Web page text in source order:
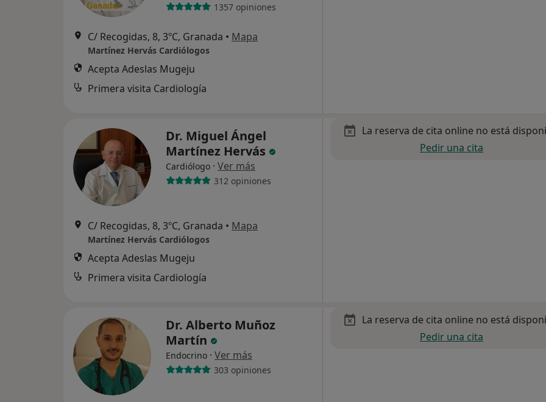
1357 opiniones
C/ Recogidas, 8, 3ºC, Granada • Mapa
Martínez Hervás Cardiólogos
Acepta Adeslas Mugeju
Primera visita Cardiología
Dr. Miguel Ángel
Martínez Hervás
Cardiólogo · Ver más
312 opiniones
C/ Recogidas, 8, 3ºC, Granada • Mapa
Martínez Hervás Cardiólogos
Acepta Adeslas Mugeju
Primera visita Cardiología
La reserva de cita online no está
Pedir una cita
Dr. Alberto Muñoz
Martín
Endocrino · Ver más
303 opiniones
La reserva de cita online no está
Pedir una cita